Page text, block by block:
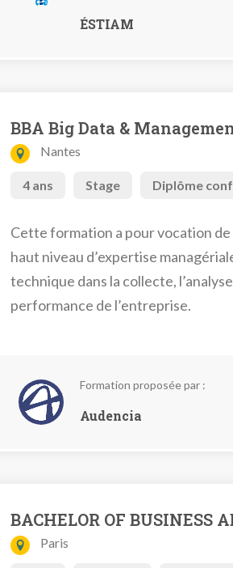
ÉSTIAM
BBA Big Data &
Nantes
4 ans Stage Diplôme
Cette formation a pour vocation
haut niveau d’expertise
technique dans la collecte,
performance de l’entreprise.
Formation proposée par :
Audencia
BACHELOR OF BUSINESS
Paris